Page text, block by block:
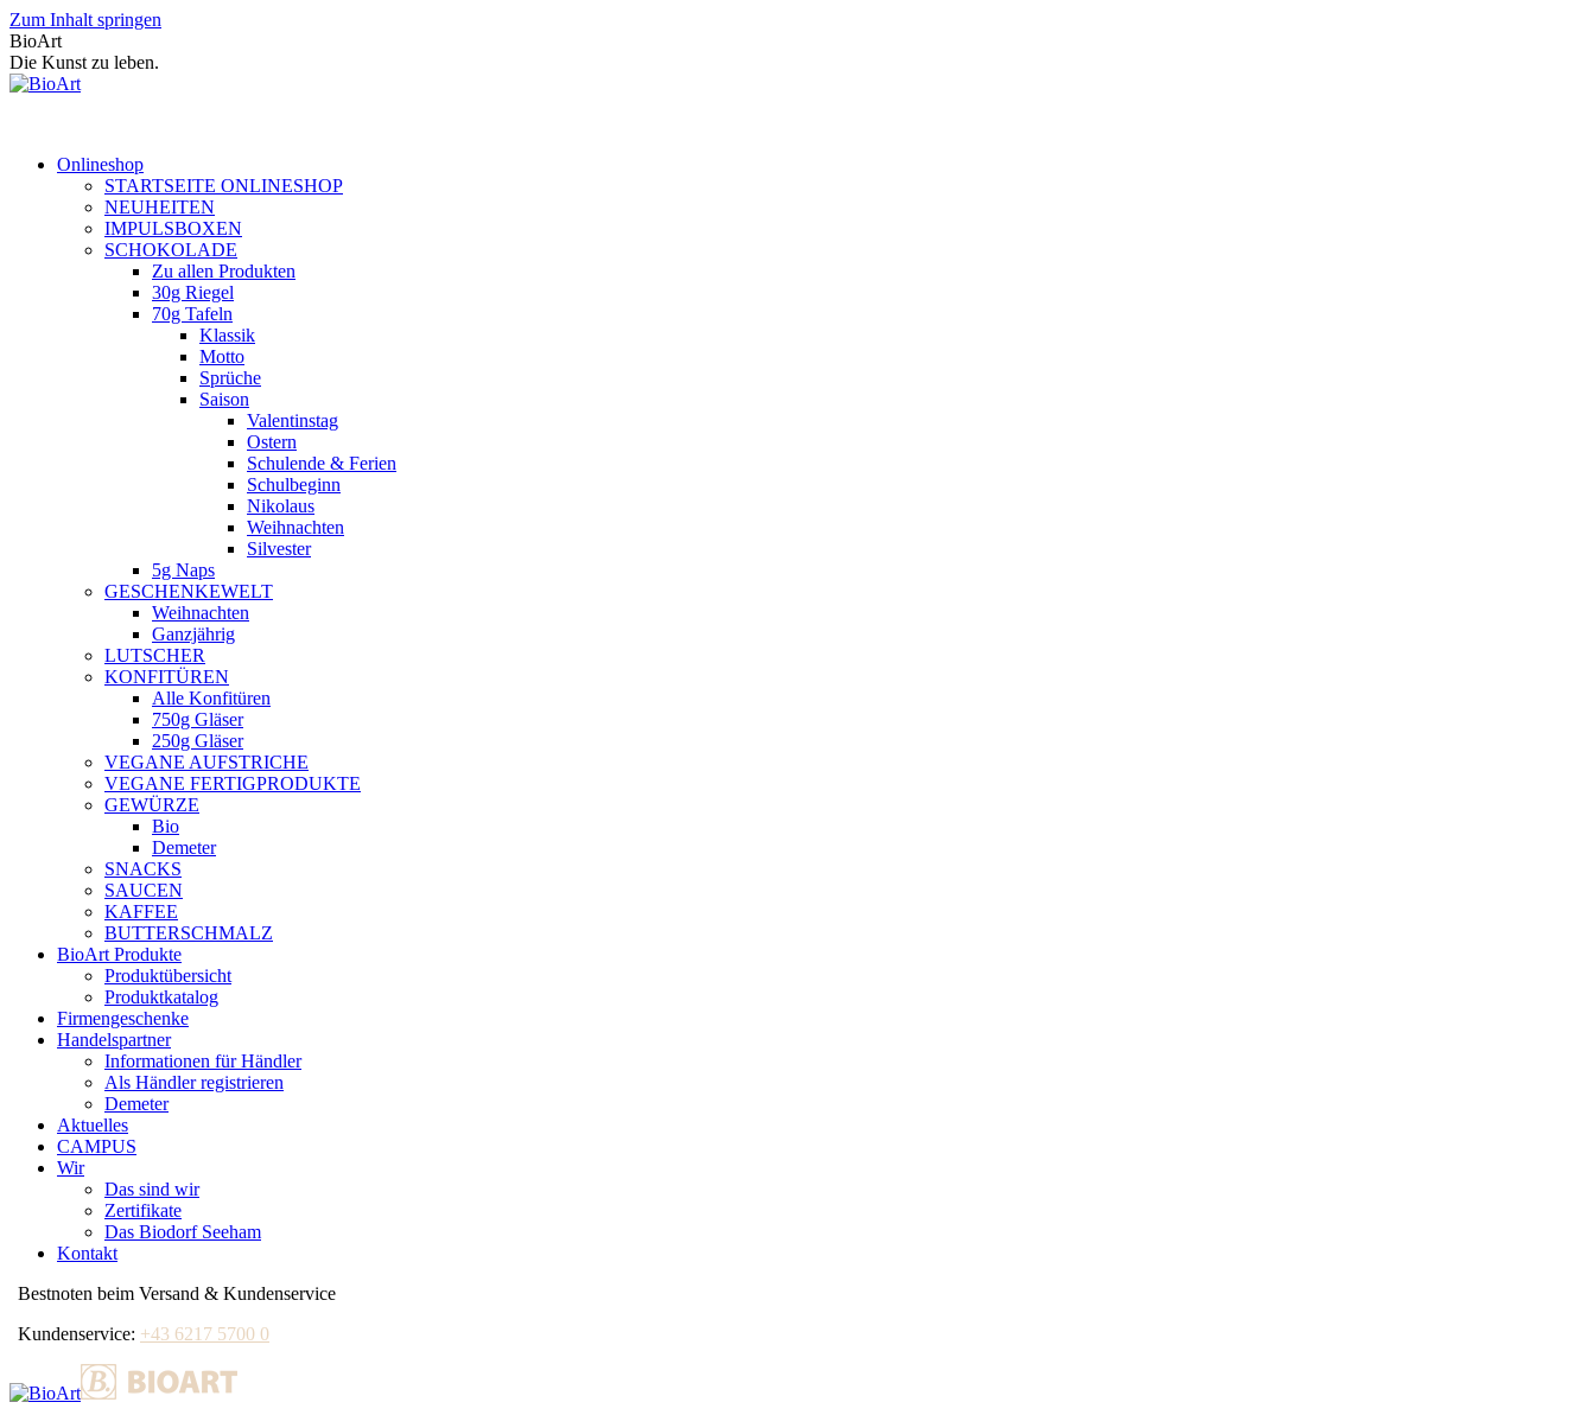
Zum Inhalt springen
BioArt
Die Kunst zu leben.
Onlineshop
STARTSEITE ONLINESHOP
NEUHEITEN
IMPULSBOXEN
SCHOKOLADE
Zu allen Produkten
30g Riegel
70g Tafeln
Klassik
Motto
Sprüche
Saison
Valentinstag
Ostern
Schulende & Ferien
Schulbeginn
Nikolaus
Weihnachten
Silvester
5g Naps
GESCHENKEWELT
Weihnachten
Ganzjährig
LUTSCHER
KONFITÜREN
Alle Konfitüren
750g Gläser
250g Gläser
VEGANE AUFSTRICHE
VEGANE FERTIGPRODUKTE
GEWÜRZE
Bio
Demeter
SNACKS
SAUCEN
KAFFEE
BUTTERSCHMALZ
BioArt Produkte
Produktübersicht
Produktkatalog
Firmengeschenke
Handelspartner
Informationen für Händler
Als Händler registrieren
Demeter
Aktuelles
CAMPUS
Wir
Das sind wir
Zertifikate
Das Biodorf Seeham
Kontakt
Bestnoten beim Versand & Kundenservice
Kundenservice: +43 6217 5700 0